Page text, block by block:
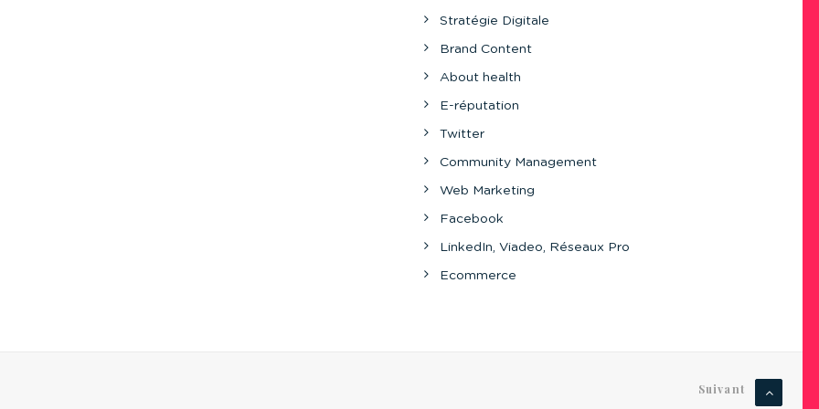
Stratégie Digitale
Brand Content
About health
E-réputation
Twitter
Community Management
Web Marketing
Facebook
LinkedIn, Viadeo, Réseaux Pro
Ecommerce
Suivant